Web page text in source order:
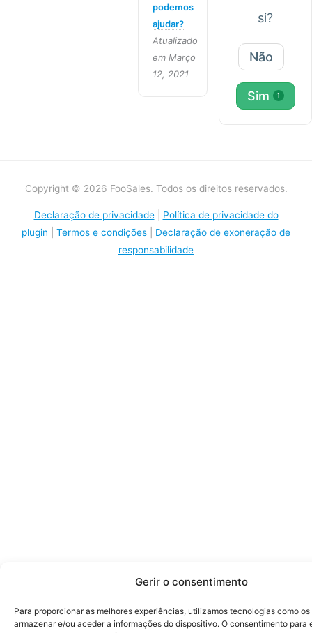
Gerir o consentimento
Para proporcionar as melhores experiências, utilizamos tecnologias como
armazenar e/ou aceder a informações do dispositivo. O consentimento para
podemos
ajudar?
Atualizado
em Março
12, 2021
si?
Não
Sim 1
Copyright © 2026 FooSales. Todos os direitos reservados.
Declaração de privacidade| Política de privacidade do
plugin
Termos e condições
Declaração de exoneração de
responsabilidade